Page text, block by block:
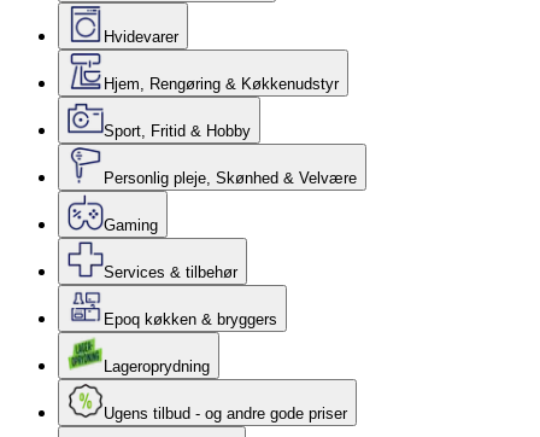
Hvidevarer
Hjem, Rengøring & Køkkenudstyr
Sport, Fritid & Hobby
Personlig pleje, Skønhed & Velvære
Gaming
Services & tilbehør
Epoq køkken & bryggers
Lageroprydning
Ugens tilbud - og andre gode priser